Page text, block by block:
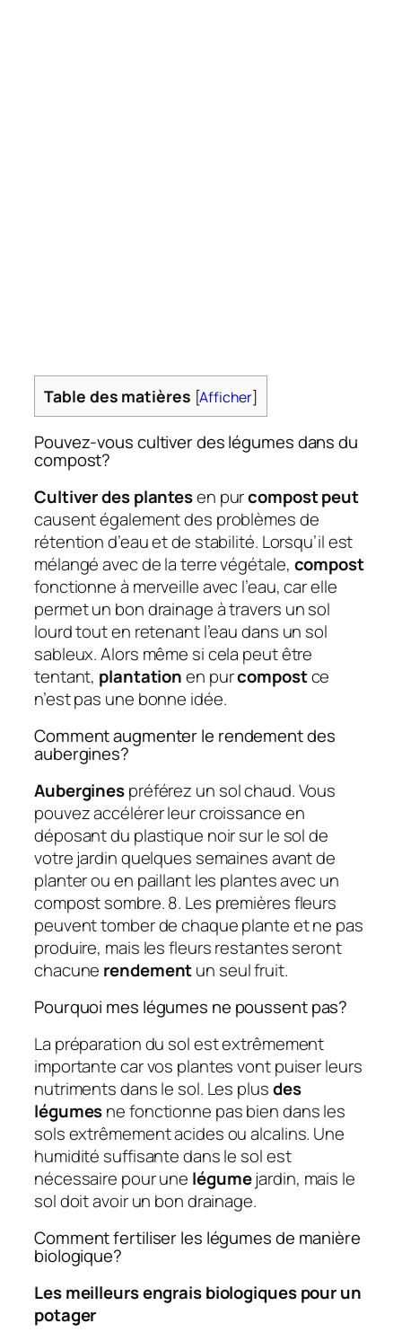
Table des matières [Afficher]
Pouvez-vous cultiver des légumes dans du
compost?
Cultiver des plantesen purcompost peut
causent également des problèmes de
rétention d’eau et de stabilité. Lorsqu’il est
mélangé avec de la terre végétale, compost
fonctionne à merveille avec l’eau, car elle
permet un bon drainage à travers un sol
lourd tout en retenant l’eau dans un sol
sableux. Alors même si cela peut être
tentant, plantationen purcompostce
n’est pas une bonne idée.
Comment augmenter le rendement des
aubergines?
Auberginespréférez un sol chaud. Vous
pouvez accélérer leur croissance en
déposant du plastique noir sur le sol de
votre jardin quelques semaines avant de
planter ou en paillant les plantes avec un
compost sombre. 8. Les premières fleurs
peuvent tomber de chaque plante et ne pas
produire, mais les fleurs restantes seront
chacune rendementun seul fruit.
Pourquoi mes légumes ne poussent pas?
La préparation du sol est extrêmement
importante car vos plantes vont puiser leurs
nutriments dans le sol. Les plusdes
légumesne fonctionne pas bien dans les
sols extrêmement acides ou alcalins. Une
humidité suffisante dans le sol est
nécessaire pour une légumejardin, mais le
sol doit avoir un bon drainage.
Comment fertiliser les légumes de manière
biologique?
Les meilleurs engrais biologiques pour un
potager